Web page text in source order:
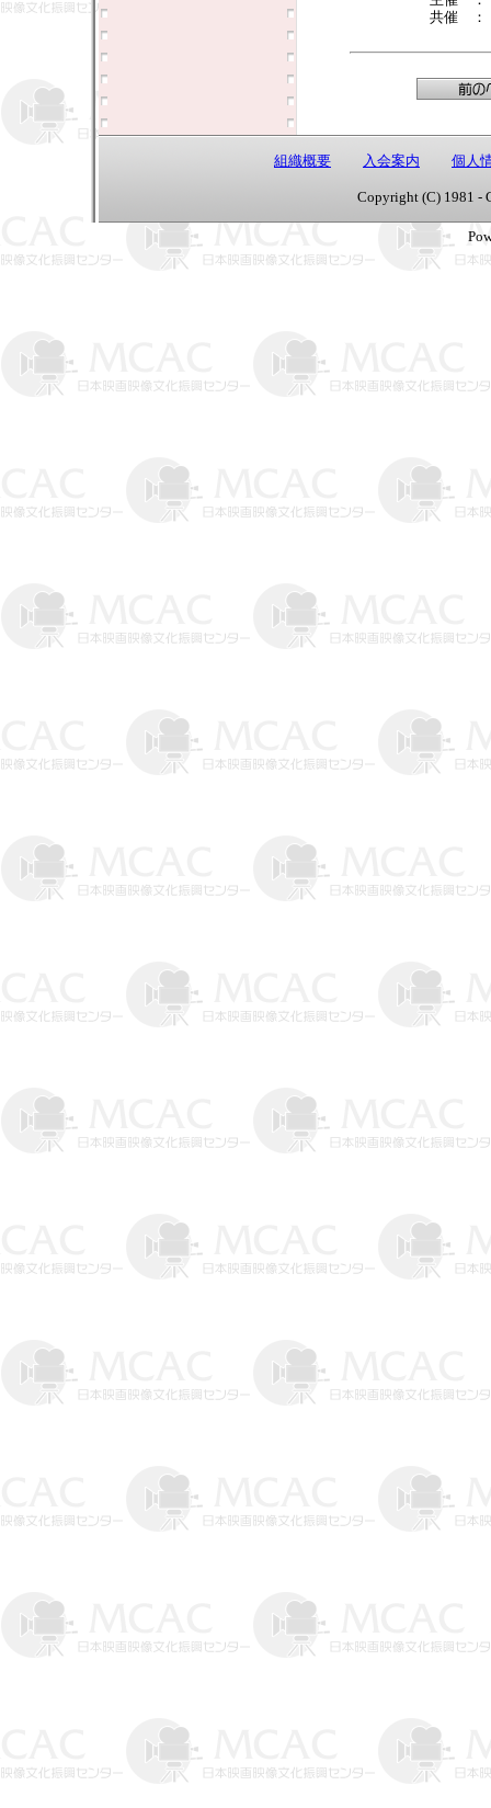
共催
組織概要 入会案内 個人
Copyright (C) 1981 -